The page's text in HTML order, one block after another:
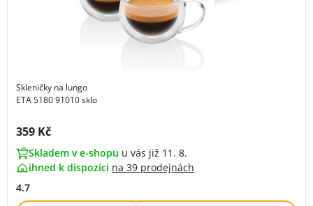
Skleničky na lungo
ETA 5180 91010 sklo
Cena s DPH:
359 Kč
Skladem v e-shopu u vás již 11. 8.
ihned k dispozici na 39 prodejnách
4.7